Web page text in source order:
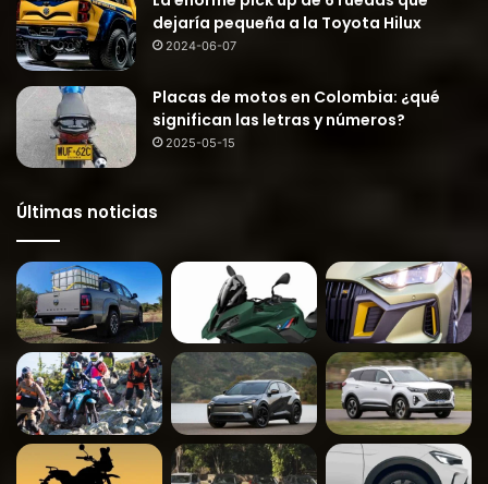
dejaría pequeña a la Toyota Hilux
2024-06-07
Placas de motos en Colombia: ¿qué
significan las letras y números?
2025-05-15
Últimas noticias